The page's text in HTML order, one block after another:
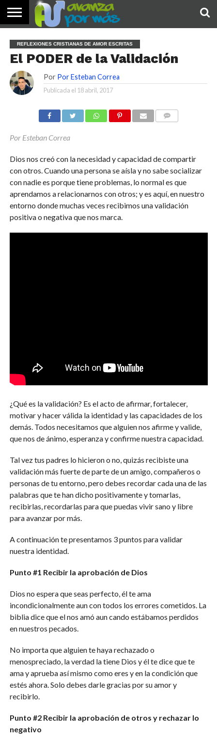
PALABRA
DE HOY
DEVOCIONALES
NOTICIAS
TESTIMONIOS
ORACIONES
SOBRE
NOSOTROS
IMÁGENES
REFLEXIONES CRISTIANAS DE AMOR ESCRITAS
El PODER de la Validación
Por Por Esteban Correa
Publicada el 18 abril, 2017
Por Esteban Correa
Dios nos creó con la necesidad y capacidad de compartir
con otros. Cuando una persona se aísla y no sabe socializar
con nadie es porque tiene problemas, lo normal es que
aprendamos a relacionarnos con otros; y es aquí, en nuestro
entorno donde muchas veces recibimos una validación
positiva o negativa que nos marca.
¿Qué es la validación? Es el acto de afirmar, fortalecer,
motivar y hacer válida la identidad y las capacidades de los
demás. Todos necesitamos que alguien nos afirme y valide,
que nos de ánimo, esperanza y confirme nuestra capacidad.
Tal vez tus padres lo hicieron o no, quizás recibiste una
validación más fuerte de parte de un amigo, compañeros o
personas de tu entorno, pero debes recordar cada una de las
palabras que te han dicho positivamente y tomarlas,
recibirlas, recordarlas para que puedas vivir sano y libre
para avanzar por más.
A continuación te presentamos 3 puntos para validar
nuestra identidad.
Punto #1 Recibir la aprobación de Dios
Dios no espera que seas perfecto, él te ama
incondicionalmente aun con todos los errores cometidos. La
biblia dice que el nos amó aun cando estábamos perdidos
en nuestros pecados.
No importa que alguien te haya rechazado o
menospreciado, la verdad la tiene Dios y él te dice que te
ama y aprueba así mismo como eres y en la condición que
estés ahora. Solo debes darle gracias por su amor y
recibirlo.
Punto #2 Recibir la aprobación de otros y rechazar lo
negativo